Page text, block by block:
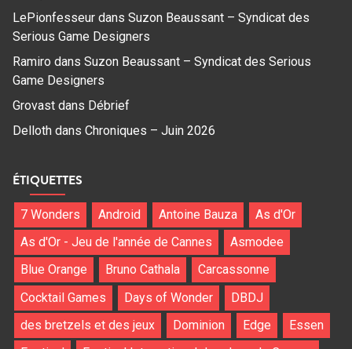
LePionfesseur dans Suzon Beaussant – Syndicat des
Serious Game Designers
Ramiro dans Suzon Beaussant – Syndicat des Serious
Game Designers
Grovast dans Débrief
Delloth dans Chroniques – Juin 2026
ÉTIQUETTES
7 Wonders Android Antoine Bauza
As d'Or
As d'Or - Jeu de l'année de Cannes
Asmodee
Blue Orange
Bruno Cathala
Carcassonne
Cocktail Games
Days of Wonder
DBDJ
des bretzels et des jeux
Dominion Edge
Essen